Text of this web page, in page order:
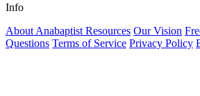
Info
About Anabaptist Resources Our Vision
Questions Terms of Service Privacy Policy